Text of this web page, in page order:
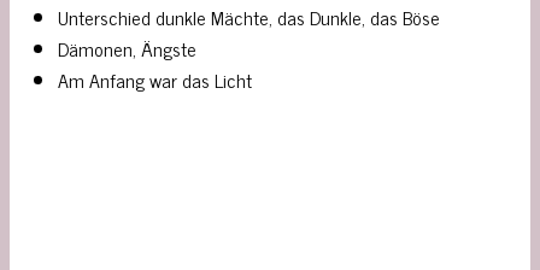
Unterschied dunkle Mächte, das Dunkle, das Böse
Dämonen, Ängste
Am Anfang war das Licht